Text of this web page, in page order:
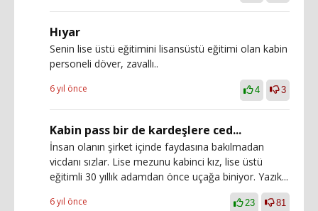
Hıyar
Senin lise üstü eğitimini lisansüstü eğitimi olan kabin
personeli döver, zavallı..
6 yıl önce 4 3
Kabin pass bir de kardeşlere ced...
İnsan olanın şirket içinde faydasına bakılmadan
vicdanı sızlar. Lise mezunu kabinci kız, lise üstü
eğitimli 30 yıllık adamdan önce uçağa biniyor. Yazık...
6 yıl önce 23 81